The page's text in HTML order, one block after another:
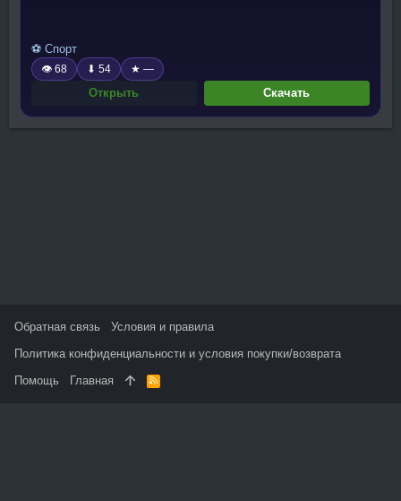
⚽ Спорт
👁 68 ⬇ 54 ★ —
Открыть Скачать
Обратная связь
Условия и правила
Политика конфиденциальности и условия покупки/возврата
Помощь
Главная
R